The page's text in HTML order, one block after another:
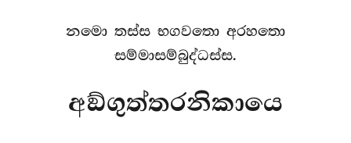
නමො තස්ස භගවතො අරහතො
සම්මාසම්බුද්ධස්ස.
අඞ්ගුත්තරනිකායෙ